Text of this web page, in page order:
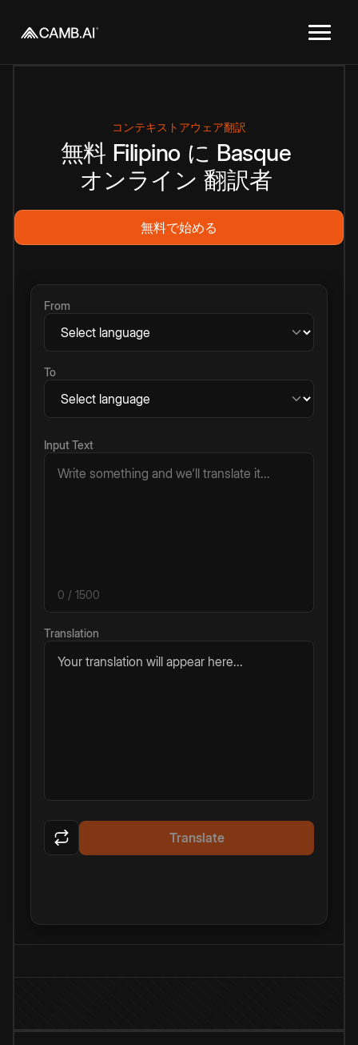
コンテキストアウェア翻訳
無料 Filipino に Basque
オンライン 翻訳者
無料で始める
From
To
Input Text
0 / 1500
Translation
Your translation will appear here...
Translate